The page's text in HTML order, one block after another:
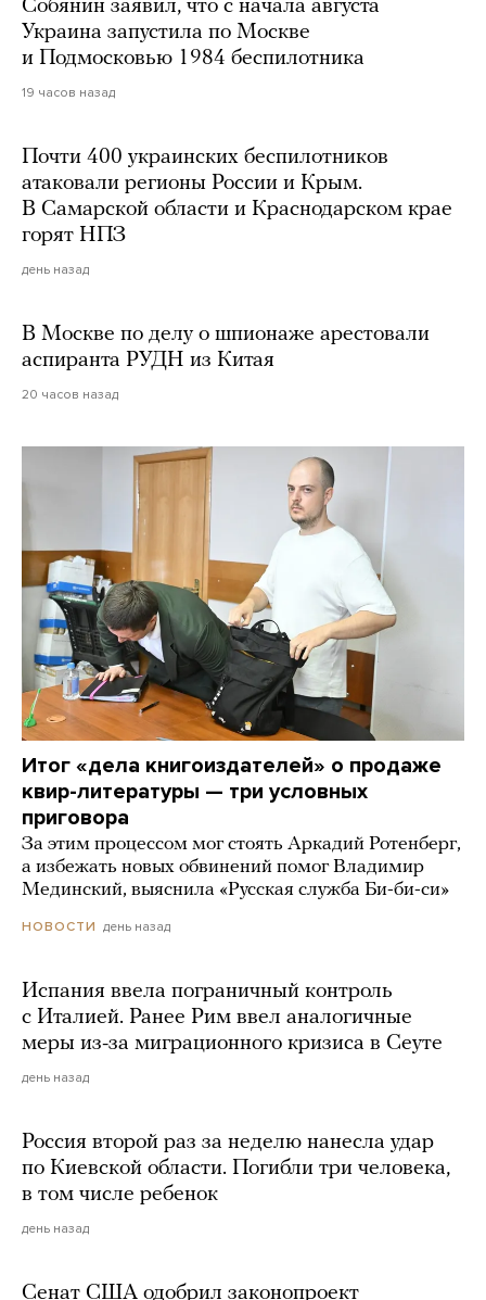
Собянин заявил, что с начала августа
Украина запустила по Москве
и Подмосковью 1984 беспилотника
19 часов назад
Почти 400 украинских беспилотников
атаковали регионы России и Крым.
В Самарской области и Краснодарском крае
горят НПЗ
день назад
В Москве по делу о шпионаже арестовали
аспиранта РУДН из Китая
20 часов назад
Итог «дела книгоиздателей» о продаже
квир-литературы — три условных
приговора
За этим процессом мог стоять Аркадий Ротенберг,
а избежать новых обвинений помог Владимир
Мединский, выяснила «Русская служба Би-би-си»
НОВОСТИ день назад
Испания ввела пограничный контроль
с Италией. Ранее Рим ввел аналогичные
меры из-за миграционного кризиса в Сеуте
день назад
Россия второй раз за неделю нанесла удар
по Киевской области. Погибли три человека,
в том числе ребенок
день назад
Сенат США одобрил законопроект